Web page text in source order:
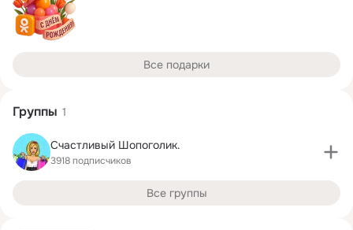
Все подарки
Группы 1
Счастливый Шопоголик.
3918 подписчиков
Все группы